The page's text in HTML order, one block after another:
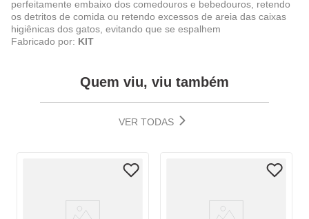
perfeitamente embaixo dos comedouros e bebedouros, retendo
os detritos de comida ou retendo excessos de areia das caixas
higiênicas dos gatos, evitando que se espalhem
Fabricado por: KIT
Quem viu, viu também
VER TODAS